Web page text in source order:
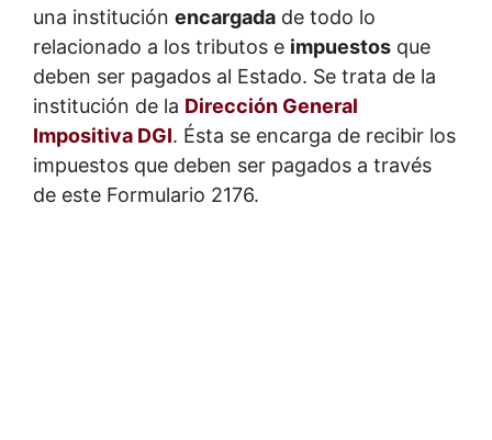
una institución encargada de todo lo
relacionado a los tributos e impuestos que
deben ser pagados al Estado. Se trata de la
institución de la Dirección General
Impositiva DGI. Ésta se encarga de recibir los
impuestos que deben ser pagados a través
de este Formulario 2176.